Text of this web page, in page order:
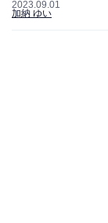
2023.09.01
加納 ゆい